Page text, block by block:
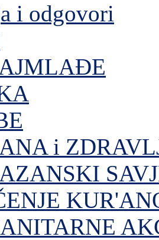
i odgovori
i